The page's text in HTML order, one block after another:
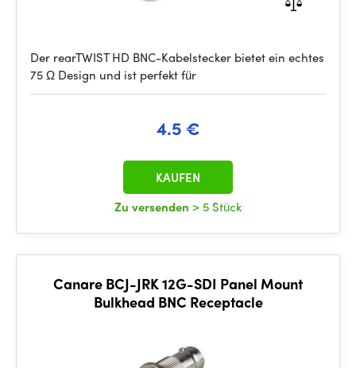
Der rearTWIST HD BNC-Kabelstecker bietet ein echtes
75 Ω Design und ist perfekt für
4.5 €
Zu versenden > 5 Stück
KAUFEN
Canare BCJ-JRK 12G-SDI Panel Mount
Bulkhead BNC Receptacle